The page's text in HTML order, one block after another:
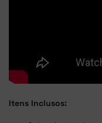
Itens Inclusos: